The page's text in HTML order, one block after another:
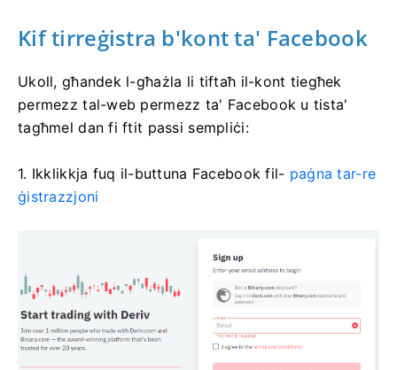
Kif tirreġistra b'kont ta' Facebook
Ukoll, għandek l-għażla li tiftaħ il-kont tiegħek
permezz tal-web permezz ta' Facebook u tista'
tagħmel dan fi ftit passi sempliċi:
1. Ikklikkja fuq il-buttuna Facebook fil- paġna tar-re
ġistrazzjoni